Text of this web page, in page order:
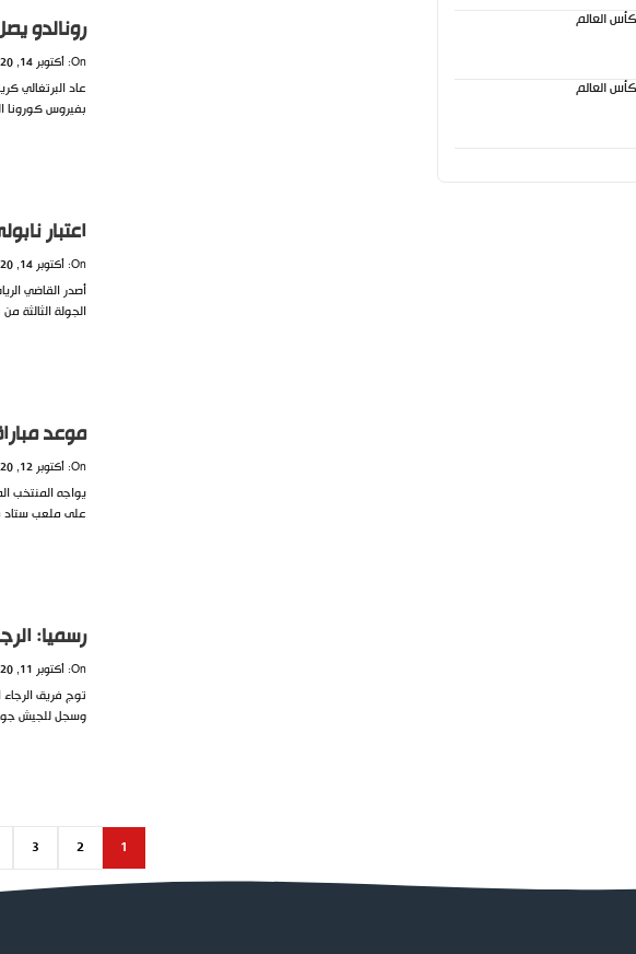
رونالدو
On: أكتوبر 14, 2020
عاد البرتغالي
بفيروس كورونا المستجد ”
اعتبار
On: أكتوبر 14, 2020
أصدر القاضي
الجولة الثالثة
موعد
On: أكتوبر 12, 2020
على ملعب ستاد
رسميا:
On: أكتوبر 11, 2020
وسجل للجيش جوزيف كنادو
1
2
3
العالم
العالم